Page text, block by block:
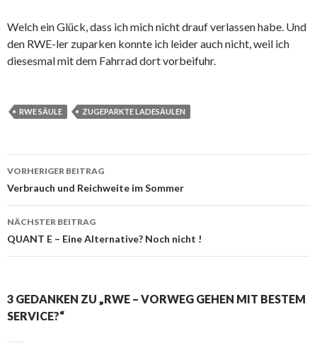
Welch ein Glück, dass ich mich nicht drauf verlassen habe. Und
den RWE-ler zuparken konnte ich leider auch nicht, weil ich
diesesmal mit dem Fahrrad dort vorbeifuhr.
RWE SÄULE ZUGEPARKTE LADESÄULEN
Beitrags-
Navigation
VORHERIGER BEITRAG
Verbrauch und Reichweite im Sommer
NÄCHSTER BEITRAG
QUANT E – Eine Alternative? Noch nicht !
3 GEDANKEN ZU „RWE – VORWEG GEHEN MIT BESTEM
SERVICE?“